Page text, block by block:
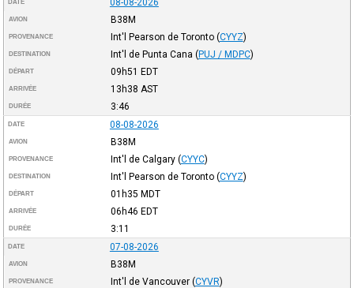
DATE
AVION B38M
PROVENANCE Int'l Pearson de Toronto (CYYZ)
DESTINATION Int'l de Punta Cana (PUJ / MDPC)
DÉPART 09h51 EDT
ARRIVÉE 13h38 AST
DURÉE 3:46
DATE 08-08-2026
AVION B38M
PROVENANCE Int'l de Calgary (CYYC)
DESTINATION Int'l Pearson de Toronto (CYYZ)
DÉPART 01h35 MDT
ARRIVÉE 06h46 EDT
DURÉE 3:11
DATE 07-08-2026
AVION B38M
PROVENANCE Int'l de Vancouver (CYVR)